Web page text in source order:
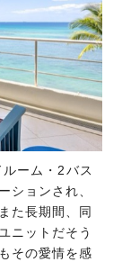
ーム・2バス
ションされ、
た長期間、同
ニットだそう
その愛情を感